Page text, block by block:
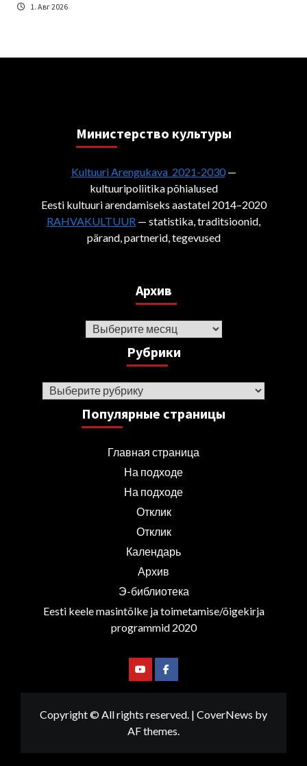
1. Авг 2026
Министерствo культуры
Kultuuri Arengukava 2021-2030—
kultuuripoliitika põhialused
Eesti kultuuri arendamiseks aastatel 2014–2020
RAHVAKULTUUR — statistika, traditsioonid,
pärand, partnerid, tegevused
Архив
Архив
Рубрики
Рубрики
Популярные страницы
Главная страница
На подходе
На подходе
Отклик
Отклик
Календарь
Архив
Э-библиотека
Eesti keele masintõlke ja toimetamise/õigekirja
programmid 2020
YoutubeFacebook
Copyright © All rights reserved. | CoverNews by
AF themes.